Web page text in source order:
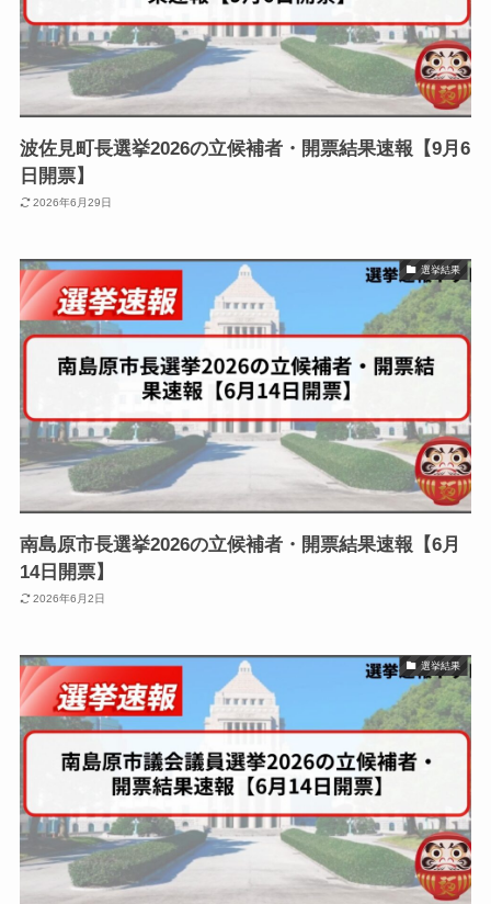
波佐見町長選挙2026の立候補者・開票結果速報【9月6
日開票】
2026年6月29日
選挙結果
南島原市長選挙2026の立候補者・開票結果速報【6月
14日開票】
2026年6月2日
選挙結果